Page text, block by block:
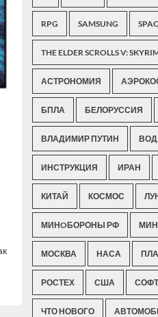
RPG SAMSUNG
THE ELDER SCROLLS V:
АСТРОНОМИЯ
БПЛА БЕЛОРУССИЯ
ВЛАДИМИР ПУТИН
ИНСТРУКЦИЯ ИРАН
КИТАЙ КОСМОС
МИНOБОРОНЫ РФ
МОСКВА НАСА
РОСТЕХ США
ЧТО НОВОГО